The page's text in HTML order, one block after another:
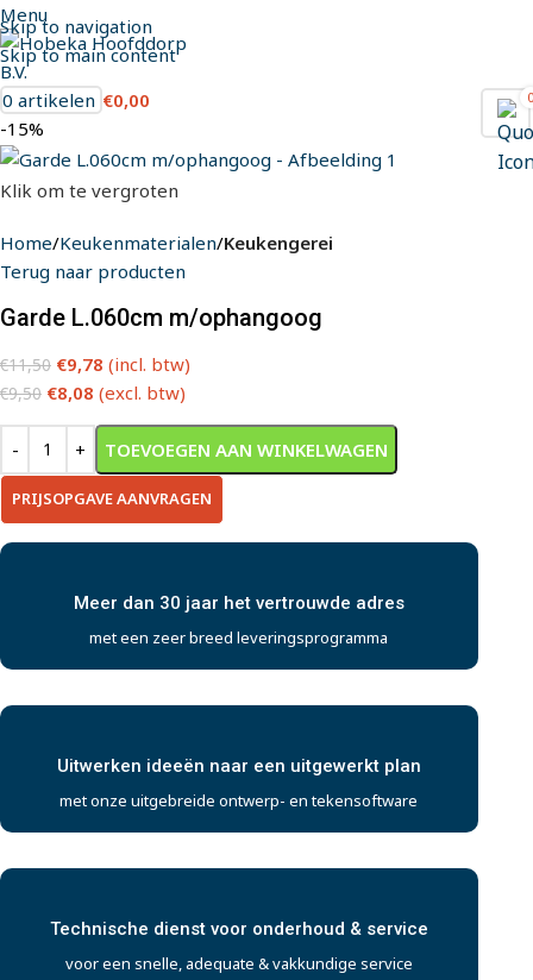
Skip to navigation
Skip to main content
Menu
0
0 artikelen €0,00
-15%
Klik om te vergroten
Home Keukenmaterialen Keukengerei
Terug naar producten
Garde L.060cm m/ophangoog
€11,50 €9,78 (incl. btw)
€9,50 €8,08 (excl. btw)
TOEVOEGEN AAN WINKELWAGEN
PRIJSOPGAVE AANVRAGEN
Meer dan 30 jaar het vertrouwde adres
met een zeer breed leveringsprogramma
Uitwerken ideeën naar een uitgewerkt plan
met onze uitgebreide ontwerp- en tekensoftware
Technische dienst voor onderhoud & service
voor een snelle, adequate & vakkundige service